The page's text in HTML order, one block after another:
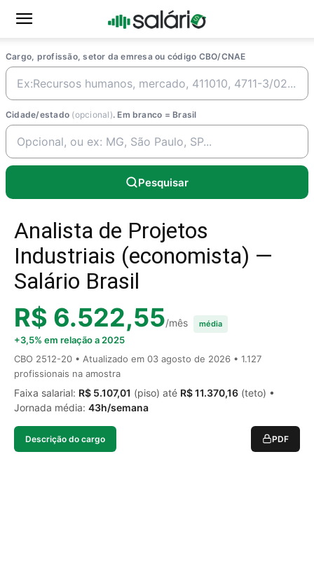
Cargo, profissão, setor da emresa ou código CBO/CNAE
Cidade/estado (opcional). Em branco = Brasil
Pesquisar
Analista de Projetos
Industriais (economista) —
Salário Brasil
R$ 6.522,55/mês média
+3,5% em relação a 2025
CBO 2512-20 • Atualizado em 03 agosto de 2026 • 1.127
profissionais na amostra
Faixa salarial: R$ 5.107,01 (piso) até R$ 11.370,16 (teto) •
Jornada média: 43h/semana
Descrição do cargo PDF